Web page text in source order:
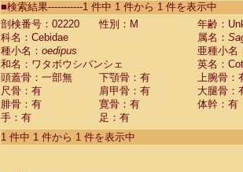
CebidaeSaguinus labiatus(0)
Cebidae Saguinus leucopus (0)
Cebidae
Cebidae
CebidaeSaguinus nigricollis (0)
Cebidae Saguinus oedipus
Cebidae Saguinus weddelli
Cebidae Saguinusspp.
Cebidae Aotus trivirgatus
Cebidae Cebus albifrons
■検索結果-----------1 件中 1 件から 1 件を表示中
剖検番号：02220
性別：M
年齢：
科名：Cebidae
属名：
種小名： oedipus
亜種小名
和名：ワタボウシパンシェ
英名：
頭蓋骨：一部無
下顎骨：有
上腕骨：
尺骨：有
肩甲骨：有
大腿骨：
腓骨：有
寛骨：有
体幹：有
手：有
足：有
1 件中 1 件から 1 件を表示中